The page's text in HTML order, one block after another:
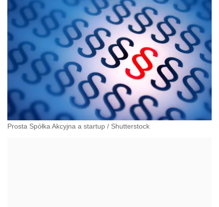
Prosta Spółka Akcyjna a startup / Shutterstock